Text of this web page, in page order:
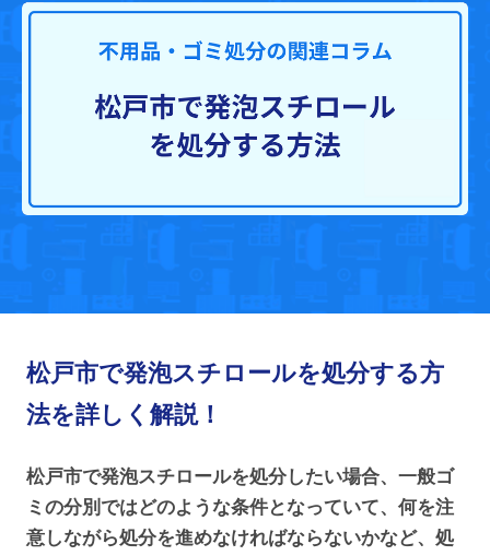
松戸市で発泡スチロールを処分する方
法を詳しく解説！
松戸市で発泡スチロールを処分したい場合、一般ゴ
ミの分別ではどのような条件となっていて、何を注
意しながら処分を進めなければならないかなど、処